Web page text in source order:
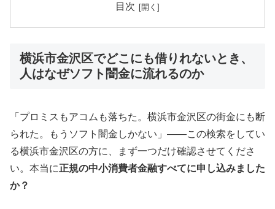
目次
横浜市金沢区でどこにも借りれないとき、
人はなぜソフト闇金に流れるのか
「プロミスもアコムも落ちた。横浜市金沢区の街金にも断
られた。もうソフト闇金しかない」——この検索をしてい
る横浜市金沢区の方に、まず一つだけ確認させてくださ
い。本当に正規の中小消費者金融すべてに申し込みました
か？